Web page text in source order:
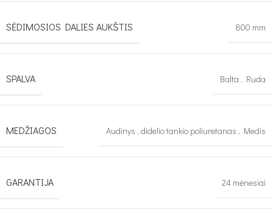
SĖDIMOSIOS DALIES AUKŠTIS 800 mm
SPALVA Balta , Ruda
MEDŽIAGOS Audinys , didelio tankio poliuretanas , Medis
GARANTIJA 24 mėnesiai